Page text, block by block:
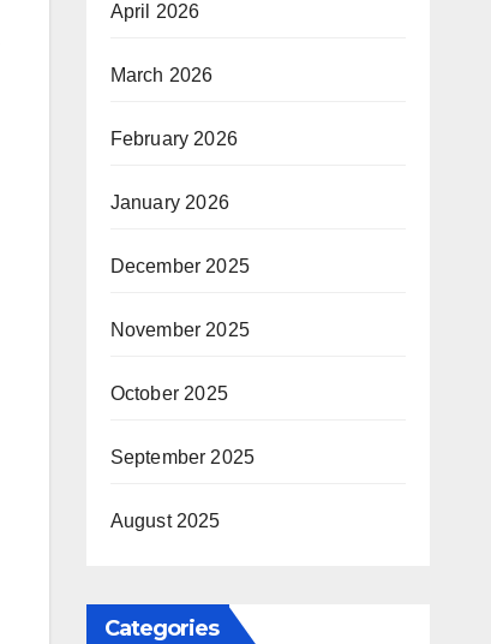
April 2026
March 2026
February 2026
January 2026
December 2025
November 2025
October 2025
September 2025
August 2025
Categories